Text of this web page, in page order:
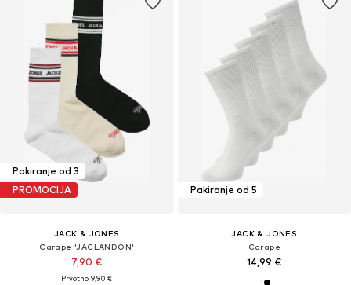
Pakiranje od 3
PROMOCIJA
JACK & JONES
Čarape 'JACLANDON'
7,90 €
Prvotno: 9,90 €
Pakiranje od 5
JACK & JONES
Čarape
14,99 €